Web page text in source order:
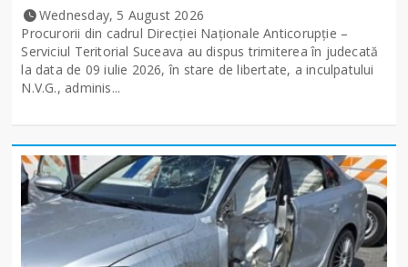
Wednesday, 5 August 2026
Procurorii din cadrul Direcției Naționale Anticorupție –
Serviciul Teritorial Suceava au dispus trimiterea în judecată
la data de 09 iulie 2026, în stare de libertate, a inculpatului
N.V.G., adminis...